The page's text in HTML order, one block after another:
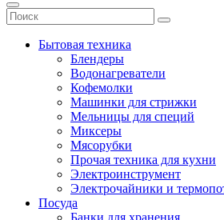
Бытовая техника
Блендеры
Водонагреватели
Кофемолки
Машинки для стрижки
Мельницы для специй
Миксеры
Мясорубки
Прочая техника для кухни
Электроинструмент
Электрочайники и
Посуда
Банки для хранения